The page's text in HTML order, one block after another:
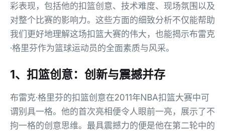
彩表现，包括他的扣篮创意、技术难度、现场氛围以及
对整个比赛的影响力。这些方面的细致分析不仅能帮助
我们更好地理解这场扣篮大赛的伟大，也能揭示布雷克
·格里芬作为篮球运动员的全面素质与风采。
1、扣篮创意：创新与震撼并存
布雷克·格里芬的扣篮创意在2011年NBA扣篮大赛中可
谓别具一格。他的首次亮相便令人眼前一亮，展示了不
拘一格的创意思维。最具震撼力的便是他在第二轮中的